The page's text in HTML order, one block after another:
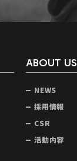
ABOUT US
NEWS
採用情報
CSR
活動内容